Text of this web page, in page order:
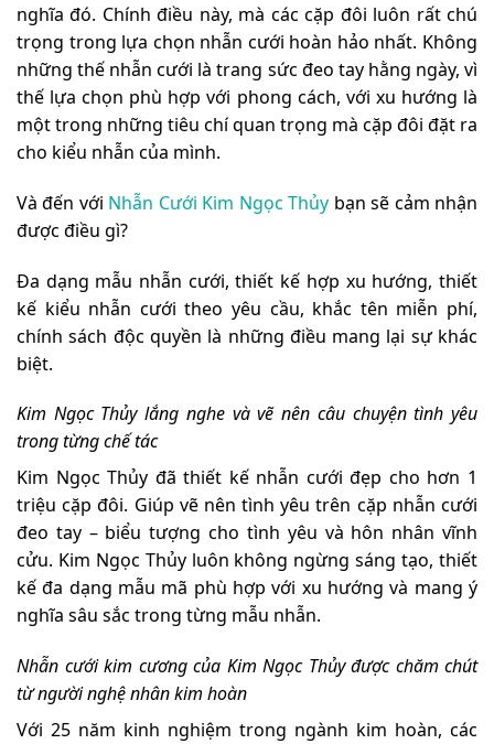
nghĩa đó. Chính điều này, mà các cặp đôi luôn rất chú
trọng trong lựa chọn nhẫn cưới hoàn hảo nhất. Không
những thế nhẫn cưới là trang sức đeo tay hằng ngày, vì
thế lựa chọn phù hợp với phong cách, với xu hướng là
một trong những tiêu chí quan trọng mà cặp đôi đặt ra
cho kiểu nhẫn của mình.
Và đến với Nhẫn Cưới Kim Ngọc Thủy bạn sẽ cảm nhận
được điều gì?
Đa dạng mẫu nhẫn cưới, thiết kế hợp xu hướng, thiết
kế kiểu nhẫn cưới theo yêu cầu, khắc tên miễn phí,
chính sách độc quyền là những điều mang lại sự khác
biệt.
Kim Ngọc Thủy lắng nghe và vẽ nên câu chuyện tình yêu
trong từng chế tác
Kim Ngọc Thủy đã thiết kế nhẫn cưới đẹp cho hơn 1
triệu cặp đôi. Giúp vẽ nên tình yêu trên cặp nhẫn cưới
đeo tay – biểu tượng cho tình yêu và hôn nhân vĩnh
cửu. Kim Ngọc Thủy luôn không ngừng sáng tạo, thiết
kế đa dạng mẫu mã phù hợp với xu hướng và mang ý
nghĩa sâu sắc trong từng mẫu nhẫn.
Nhẫn cưới kim cương của Kim Ngọc Thủy được chăm chút
từ người nghệ nhân kim hoàn
Với 25 năm kinh nghiệm trong ngành kim hoàn, các